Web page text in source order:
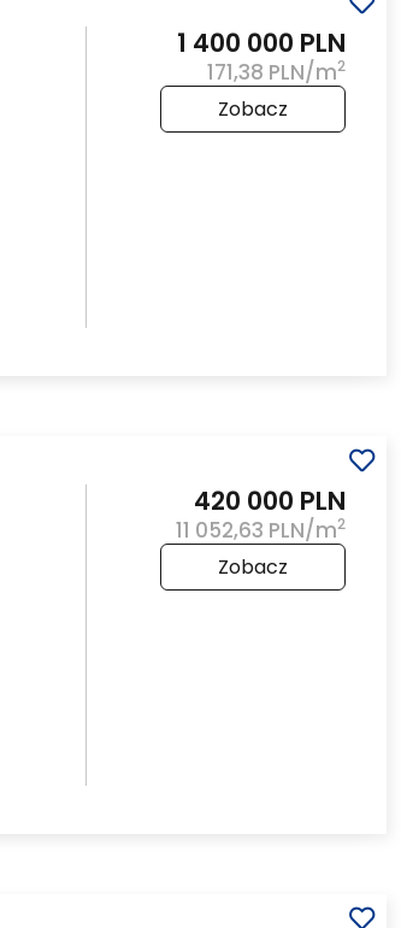
1 400 000 PLN
171,38 PLN/m2
Zobacz
420 000 PLN
11 052,63 PLN/m2
Zobacz